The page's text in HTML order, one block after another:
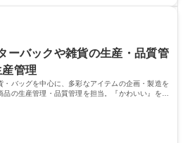
リアと向き合っていただき、会社として
ーバックや雑貨の生産・品質管
管理
・バッグを中心に、多彩なアイテムの企画・製造を
の生産管理・品質管理を担当。『かわいい』を届